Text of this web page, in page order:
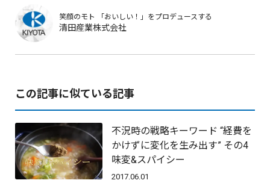
笑顔のモト 「おいしい！」をプロデュースする
清田産業株式会社
この記事に似ている記事
不況時の戦略キーワード “経費を
かけずに変化を生み出す” その4
味変&スパイシー
2017.06.01